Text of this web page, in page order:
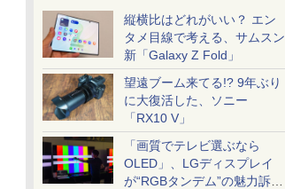
縦横比はどれがいい？ エン
タメ目線で考える、サムスン
新「Galaxy Z Fold」
望遠ブーム来てる!? 9年ぶり
に大復活した、ソニー
「RX10 V」
「画質でテレビ選ぶなら
OLED」、LGディスプレイ
が“RGBタンデム”の魅力訴